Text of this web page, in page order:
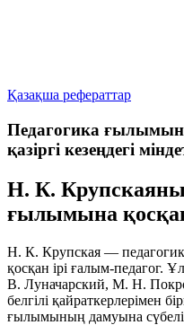
Қазақша рефераттар
Педагогика
қазіргі кезеңдегі
Н. К.
ғылымына
Н. К. Крупская —
қосқан ірі ғалым-педагог.
В. Луначарский, М. Н.
белгілі қайраткерлерімен
ғылымының дамуына сүбелі